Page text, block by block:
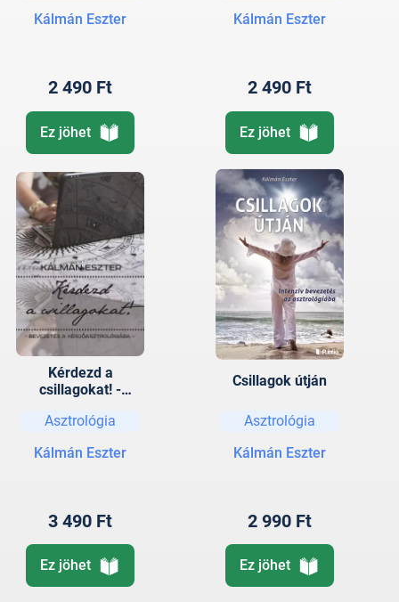
Kálmán Eszter
2 490 Ft
Ez jöhet
Kálmán Eszter
2 490 Ft
Ez jöhet
Kérdezd a
csillagokat! -
kérdőasztrológiába
Asztrológia
Kálmán Eszter
3 490 Ft
Ez jöhet
Csillagok útján
Asztrológia
Kálmán Eszter
2 990 Ft
Ez jöhet